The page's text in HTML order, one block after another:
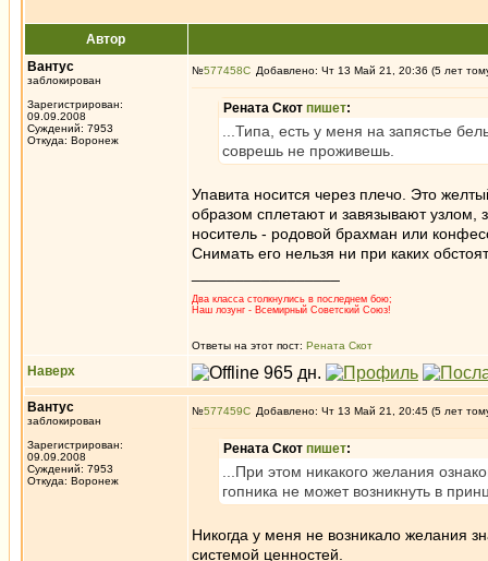
Автор
Вантус
заблокирован
Зарегистрирован:
09.09.2008
Суждений: 7953
Откуда: Воронеж
№577458 Добавлено: Чт 13 Май 21, 20:36 (5 лет
Рената Скот пишет:
...Типа, есть у меня на запястье
соврешь не проживешь.
Упавита носится через плечо. Это
образом сплетают и завязывают узлом,
носитель - родовой брахман или
Снимать его нельзя ни при каких
Два класса столкнулись в последнем бою;
Наш лозунг - Всемирный Советский Союз!
Ответы на этот пост: Рената Скот
Наверх
Вантус
заблокирован
Зарегистрирован:
09.09.2008
Суждений: 7953
Откуда: Воронеж
№577459 Добавлено: Чт 13 Май 21, 20:45 (5 лет
Рената Скот пишет:
...При этом никакого желания
гопника не может возникнуть в
Никогда у меня не возникало желания
системой ценностей.